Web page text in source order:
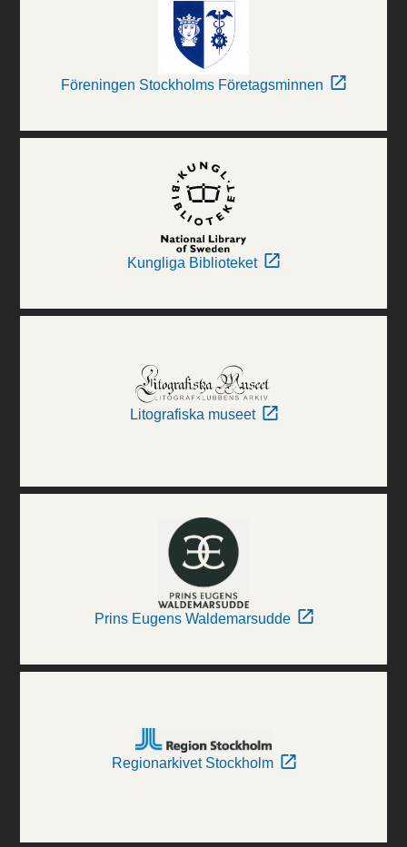
Föreningen Stockholms Företagsminnen
Kungliga Biblioteket
Litografiska museet
Prins Eugens Waldemarsudde
Regionarkivet Stockholm